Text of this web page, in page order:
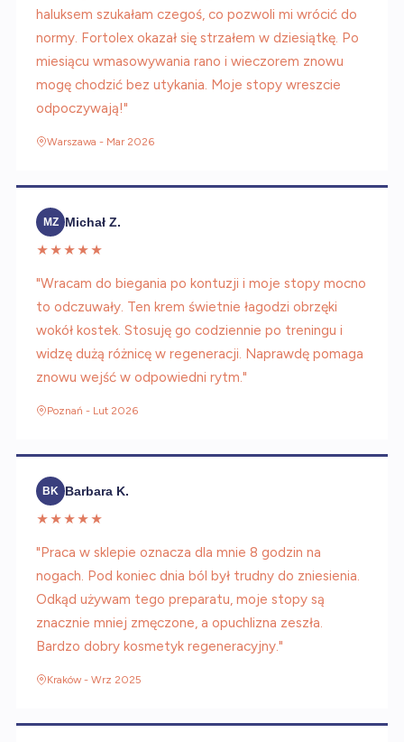
haluksem szukałam czegoś, co pozwoli mi wrócić do
normy. Fortolex okazał się strzałem w dziesiątkę. Po
miesiącu wmasowywania rano i wieczorem znowu
mogę chodzić bez utykania. Moje stopy wreszcie
odpoczywają!"
Warszawa - Mar 2026
MZ
Michał Z.
★★★★★
"Wracam do biegania po kontuzji i moje stopy mocno
to odczuwały. Ten krem świetnie łagodzi obrzęki
wokół kostek. Stosuję go codziennie po treningu i
widzę dużą różnicę w regeneracji. Naprawdę pomaga
znowu wejść w odpowiedni rytm."
Poznań - Lut 2026
BK
Barbara K.
★★★★★
"Praca w sklepie oznacza dla mnie 8 godzin na
nogach. Pod koniec dnia ból był trudny do zniesienia.
Odkąd używam tego preparatu, moje stopy są
znacznie mniej zmęczone, a opuchlizna zeszła.
Bardzo dobry kosmetyk regeneracyjny."
Kraków - Wrz 2025